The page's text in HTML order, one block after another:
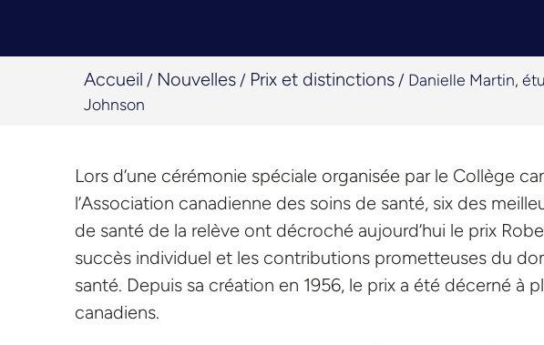
Accueil / Nouvelles / Prix et distinctions / Danielle Martin,
Johnson
Lors d’une cérémonie spéciale organisée par le Collège
l’Association canadienne des soins de santé, six des
de santé de la relève ont décroché aujourd’hui le prix
succès individuel et les contributions prometteuses du
santé. Depuis sa création en 1956, le prix a été décerné à
canadiens.